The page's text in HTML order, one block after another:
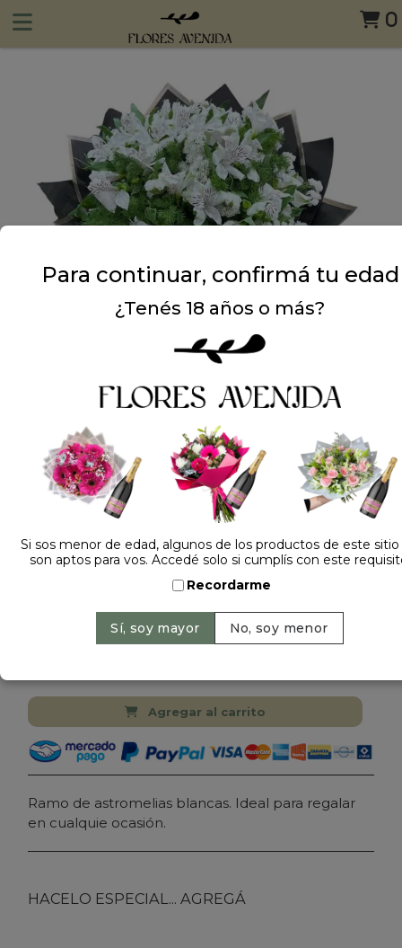
0
1 opinión +
Dejá tu opinión
RAMO DE FLORES ASTROMELIAS BLANCAS
Precio: $ 59.000-$ 69.000 14% OFF
Agregar al carrito
Ramo de astromelias blancas. Ideal para regalar
en cualquie ocasión.
HACELO ESPECIAL... AGREGÁ
Para continuar, confirmá tu edad
¿Tenés 18 años o más?
Si sos menor de edad, algunos de los productos de este
son aptos para vos. Accedé solo si cumplís con este
Recordarme